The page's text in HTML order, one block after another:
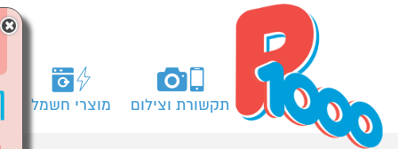
תקשורת וצילום מוצרי חשמל
×